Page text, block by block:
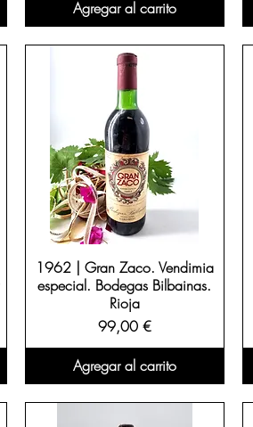
Agregar al carrito
1962 | Gran Zaco. Vendimia
especial. Bodegas Bilbainas.
Rioja
Precio
99,00 €
Agregar al carrito